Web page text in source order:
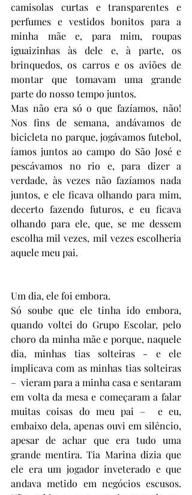
camisolas curtas e transparentes e
perfumes e vestidos bonitos para a
minha mãe e, para mim, roupas
iguaizinhas às dele e, à parte, os
brinquedos, os carros e os aviões de
montar que tomavam uma grande
parte do nosso tempo juntos.
Mas não era só o que fazíamos, não!
Nos fins de semana, andávamos de
bicicleta no parque, jogávamos futebol,
íamos juntos ao campo do São José e
pescávamos no rio e, para dizer a
verdade, às vezes não fazíamos nada
juntos, e ele ficava olhando para mim,
decerto fazendo futuros, e eu ficava
olhando para ele, que, se me dessem
escolha mil vezes, mil vezes escolheria
aquele meu pai.
Um dia, ele foi embora.
Só soube que ele tinha ido embora,
quando voltei do Grupo Escolar, pelo
choro da minha mãe e porque, naquele
dia, minhas tias solteiras - e ele
implicava com as minhas tias solteiras
–  vieram para a minha casa e sentaram
em volta da mesa e começaram a falar
muitas coisas do meu pai –  e eu,
embaixo dela, apenas ouvi em silêncio,
apesar de achar que era tudo uma
grande mentira. Tia Marina dizia que
ele era um jogador inveterado e que
andava metido em negócios escusos.